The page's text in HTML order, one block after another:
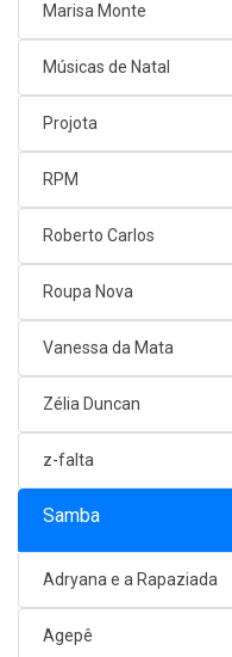
Marisa Monte
Músicas de Natal
Projota
RPM
Roberto Carlos
Roupa Nova
Vanessa da Mata
Zélia Duncan
z-falta
Samba
Adryana e a Rapaziada
Agepê